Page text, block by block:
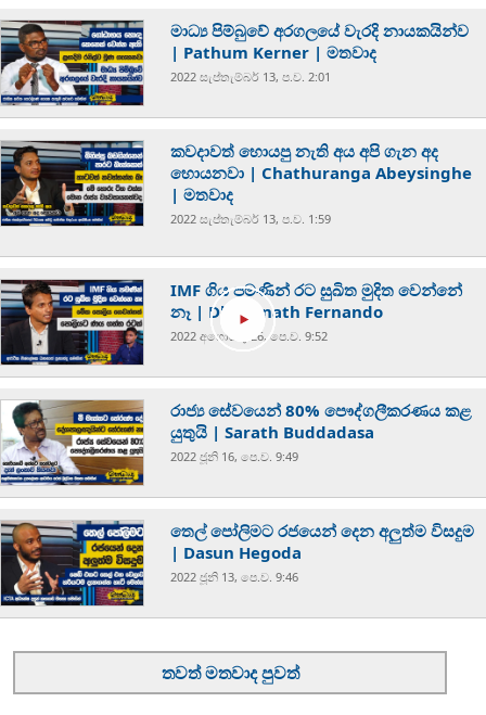
මාධ්‍ය පිම්බුවේ අරගලයේ වැරදි නායකයින්ව
| Pathum Kerner | මතවාද
2022 සැප්‍තැම්‍බර් 13, ප.ව. 2:01
කවදාවත් හොයපු නැති අය අපි ගැන අද
හොයනවා | Chathuranga Abeysinghe
| මතවාද
2022 සැප්‍තැම්‍බර් 13, ප.ව. 1:59
IMF ගිය පමණින් රට සුඛිත මුදිත වෙන්නේ
නෑ | Dhananath Fernando
2022 අගෝස්‍තු 26, පෙ.ව. 9:52
රාජ්‍ය සේවයෙන් 80% පෞද්ගලීකරණය කළ
යුතුයි | Sarath Buddadasa
2022 ජූනි 16, පෙ.ව. 9:49
තෙල් පෝලිමට රජයෙන් දෙන අලුත්ම විසදුම
| Dasun Hegoda
2022 ජූනි 13, පෙ.ව. 9:46
තවත් මතවාද පුවත්